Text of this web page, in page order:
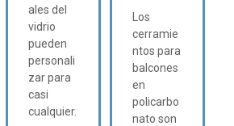
ales del
vidrio
pueden
personali
zar para
casi
cualquier.
Los
cerramie
ntos para
balcones
en
policarbo
nato son